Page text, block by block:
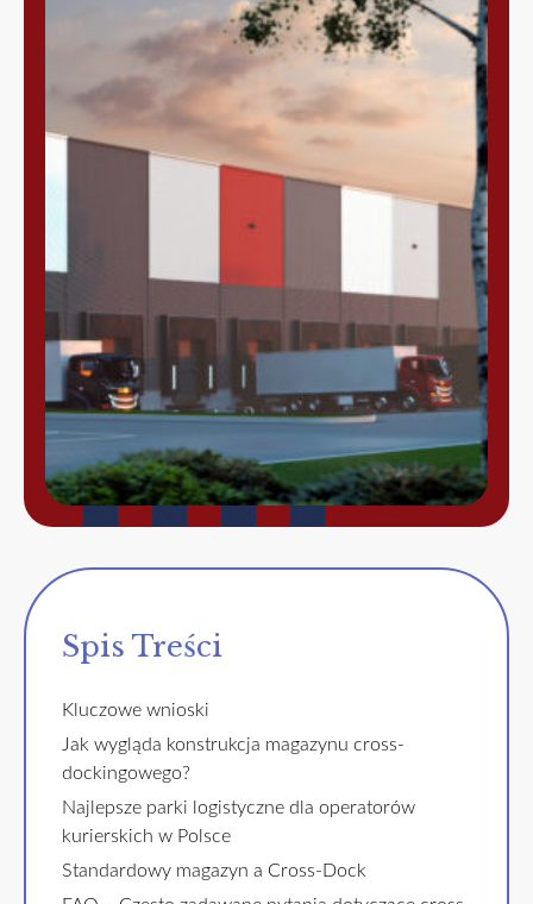
Spis Treści
Kluczowe wnioski
Jak wygląda konstrukcja magazynu cross-
dockingowego?
Najlepsze parki logistyczne dla operatorów
kurierskich w Polsce
Standardowy magazyn a Cross-Dock